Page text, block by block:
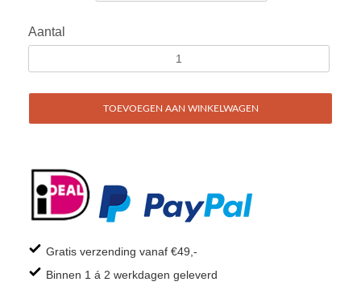
Aantal
TOEVOEGEN AAN WINKELWAGEN
Gratis verzending vanaf €49,-
Binnen 1 á 2 werkdagen geleverd